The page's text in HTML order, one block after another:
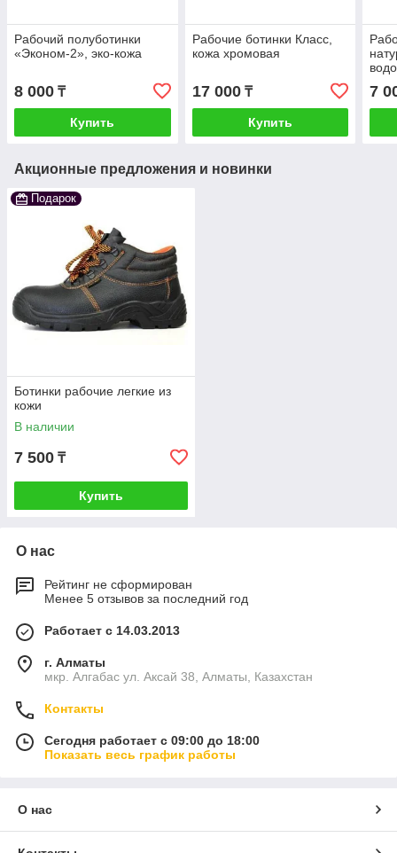
Рабочий полуботинки
«Эконом-2», эко-кожа
8 000 ₸
Купить
Рабочие ботинки Класс,
кожа хромовая
17 000₸
Купить
7
Акционные предложения и новинки
Подарок
Ботинки рабочие легкие из
кожи
В наличии
7 500 ₸
Купить
О нас
Рейтинг не сформирован
Менее 5 отзывов за последний год
Работает с 14.03.2013
г. Алматы
мкр. Алгабас ул. Аксай 38, Алматы, Казахстан
Контакты
Сегодня работает с 09:00 до 18:00
Показать весь график работы
О нас